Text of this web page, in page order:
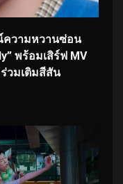
ความหวานซ่อน
พร้อมเสิร์ฟ MV
วมเติมสีสัน